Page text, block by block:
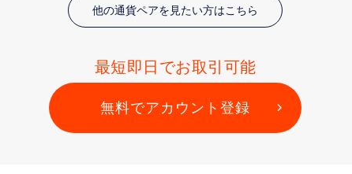
他の通貨ペアを見たい方はこちら
最短即日でお取引可能
無料でアカウント登録